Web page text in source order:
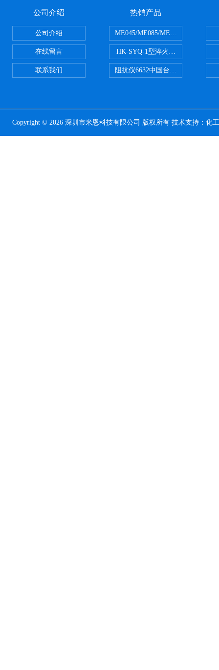
公司介绍
公司介绍
在线留言
联系我们
热销产品
ME045/ME085/ME150ME系列
HK-SYQ-1型淬火介质冷却性能测
阻抗仪6632中国台湾益和
Copyright © 2026 深圳市米恩科技有限公司 版权所有 技术支持： 化